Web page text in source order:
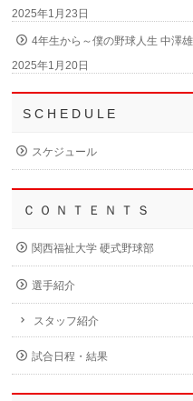
2025年1月23日
4年生から～僕の野球人生 中澤
2025年1月20日
S C H E D U L E
スケジュール
Ｃ Ｏ Ｎ Ｔ Ｅ Ｎ Ｔ Ｓ
関西福祉大学 硬式野球部
選手紹介
スタッフ紹介
試合日程・結果